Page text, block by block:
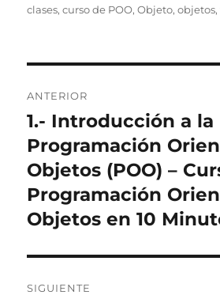
clases,curso de POO,Objeto,objetos,
de
entradas
ANTERIOR
Entrada
anterior:
1.- Introducción a la
Programación
Objetos (POO) –
Programación
Objetos en 10
SIGUIENTE